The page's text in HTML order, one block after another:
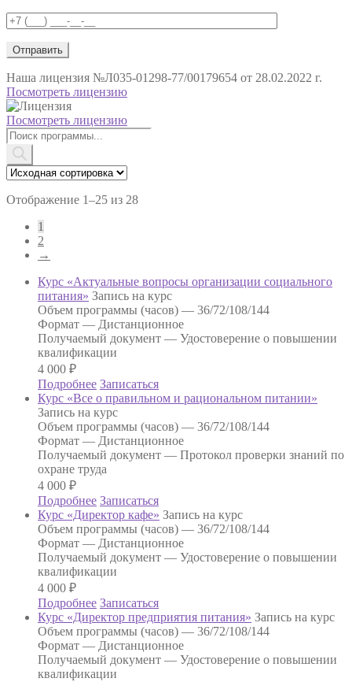
Наша лицензия №Л035-01298-77/00179654 от 28.02.2022 г.
Посмотреть лицензию
Посмотреть лицензию
Поиск
товаров
Отображение 1–25 из 28
1
2
→
Курс «Актуальные вопросы организации социального
питания» Запись на курс
Объем программы (часов) — 36/72/108/144
Формат — Дистанционное
Получаемый документ — Удостоверение о повышении
квалификации
4 000 ₽
Подробнее Записаться
Курс «Все о правильном и рациональном питании»
Запись на курс
Объем программы (часов) — 36/72/108/144
Формат — Дистанционное
Получаемый документ — Протокол проверки знаний по
охране труда
4 000 ₽
Подробнее Записаться
Курс «Директор кафе» Запись на курс
Объем программы (часов) — 36/72/108/144
Формат — Дистанционное
Получаемый документ — Удостоверение о повышении
квалификации
4 000 ₽
Подробнее Записаться
Курс «Директор предприятия питания» Запись на курс
Объем программы (часов) — 36/72/108/144
Формат — Дистанционное
Получаемый документ — Удостоверение о повышении
квалификации